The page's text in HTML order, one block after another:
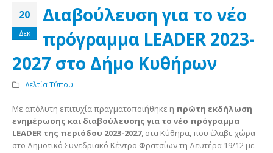
20
Δεκ
Διαβούλευση για το νέο
πρόγραμμα LEADER 2023-
2027 στο Δήμο Κυθήρων
Δελτία Τύπου
Με απόλυτη επιτυχία πραγματοποιήθηκε η πρώτη εκδήλωση
ενημέρωσης και διαβούλευσης για το νέο πρόγραμμα
LEADER της περιόδου 2023-2027, στα Κύθηρα, που έλαβε χώρα
στο Δημοτικό Συνεδριακό Κέντρο Φρατσίων τη Δευτέρα 19/12 με